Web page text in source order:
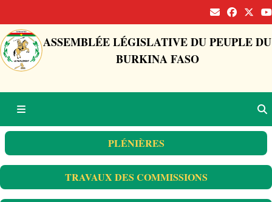
ASSEMBLÉE LÉGISLATIVE DU PEUPLE DU
BURKINA FASO
PLÉNIÈRES
TRAVAUX DES COMMISSIONS